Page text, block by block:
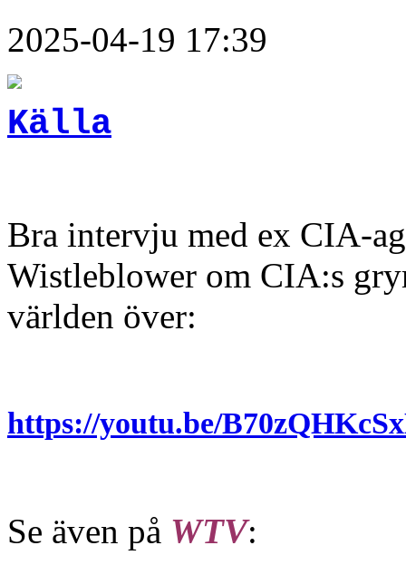
2025-04-19 17:39
Källa
Bra intervju med ex CIA-
Wistleblower om CIA:s
världen över:
https://youtu.be/
Se även på WTV: